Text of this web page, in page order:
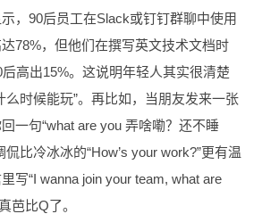
，90后员工在Slack或钉钉群聊中使用
78%，但他们在撰写英文技术文档时
高出15%。这说明年轻人其实很清楚
么时候能玩”。再比如，当朋友发来一张
一句“what are you 弄啥嘞？还不睡
比冷冰冰的“How’s your work?”更有温
写“I wanna join your team, what are
芭比Q了。